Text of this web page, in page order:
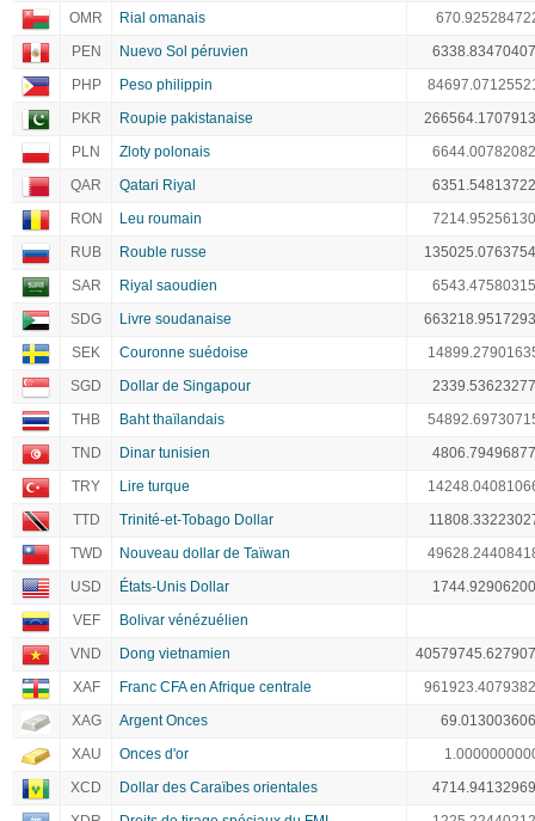
OMR
Rial omanais
PEN
Nuevo Sol péruvien
PHP
Peso philippin
PKR
Roupie pakistanaise
PLN
Zloty polonais
QAR
Qatari Riyal
RON
Leu roumain
RUB
Rouble russe
SAR
Riyal saoudien
SDG
Livre soudanaise
SEK
Couronne suédoise
SGD
Dollar de Singapour
THB
Baht thaïlandais
TND
Dinar tunisien
TRY
Lire turque
TTD
Trinité-et-Tobago Dollar
TWD
Nouveau dollar de Taïwan
USD
États-Unis Dollar
VEF
Bolivar vénézuélien
VND
Dong vietnamien
XAF
Franc CFA en Afrique centrale
XAG
Argent Onces
XAU
Onces d'or
XCD
Dollar des Caraïbes orientales